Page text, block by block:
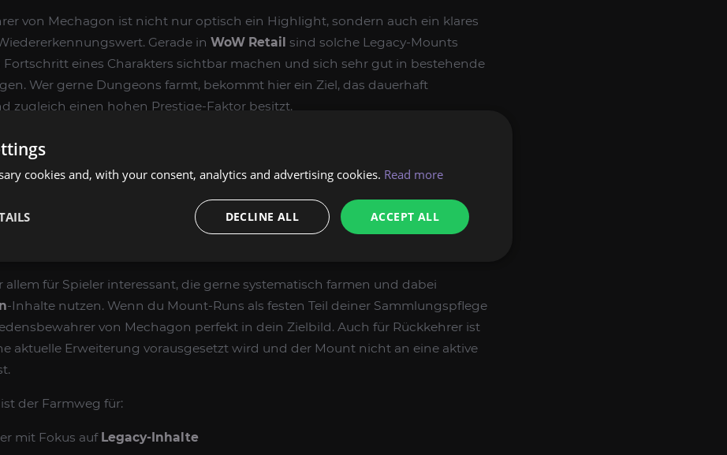
von Mechagon ist nicht nur optisch ein Highlight, sondern auch ein klares
Gerade in WoW Retail sind solche Legacy-Mounts
Fortschritt eines Charakters sichtbar machen und sich sehr gut in bestehende
Wer gerne Dungeons farmt, bekommt hier ein Ziel, das dauerhaft
zugleich einen hohen Prestige-Faktor besitzt.
Mounts oder saisonalen Belohnungen musst du beim Friedensbewahrer
auf einen bestimmten Zeitraum warten. Der Mount bleibt farmbar, solange
in Retail verfügbar ist. Damit eignet er sich ideal für Spieler, die ihre
vervollständigen möchten und einen klaren, planbaren Farmweg bevorzugen.
SICH DIE FARM BESONDERS?
allem für Spieler interessant, die gerne systematisch farmen und dabei
-Inhalte nutzen. Wenn du Mount-Runs als festen Teil deiner Sammlungspflege
von Mechagon perfekt in dein Zielbild. Auch für Rückkehrer ist
aktuelle Erweiterung vorausgesetzt wird und der Mount nicht an eine aktive
der Farmweg für:
mit Fokus auf Legacy-Inhalte
cookies and, with your consent, analytics and advertising cookies. Read more
ACCEPT ALL
DECLINE ALL